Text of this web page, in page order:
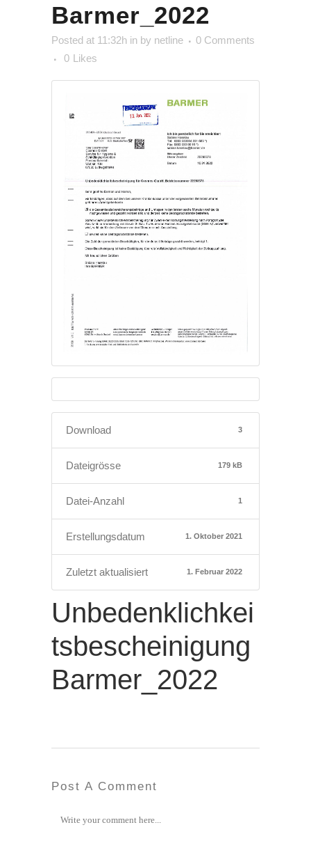
Barmer_2022
Posted at 11:32h in by netline
0 Comments
0 Likes
Download 3
Dateigrösse 179 kB
Datei-Anzahl 1
Erstellungsdatum 1. Oktober 2021
Zuletzt aktualisiert 1. Februar 2022
Unbedenklichkei
tsbescheinigung
Barmer_2022
Post A Comment